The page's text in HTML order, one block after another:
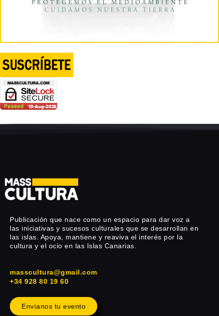
Publicación que nace como un espacio para dar voz a
las iniciativas y sucesos culturales que se desarrollan en
las islas. Apoya, mantiene y reaviva el interés por la
cultura y el ocio en las Islas Canarias.
masscultura@gmail.com
+34 928 80 19 60
Envíanos tu evento